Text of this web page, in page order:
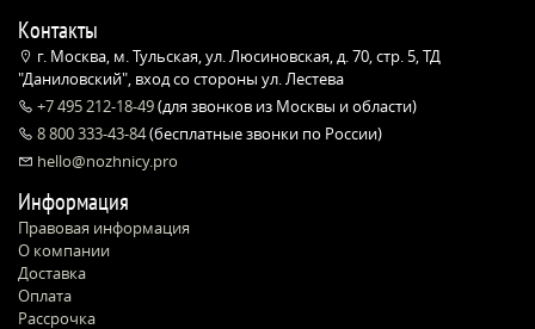
Контакты
г. Москва, м. Тульская, ул. Люсиновская, д. 70, стр. 5, ТД
"Даниловский", вход со стороны ул. Лестева
+7 495 212-18-49(для звонков из Москвы и области)
8 800 333-43-84(бесплатные звонки по России)
hello@nozhnicy.pro
Информация
Правовая информация
О компании
Доставка
Оплата
Рассрочка